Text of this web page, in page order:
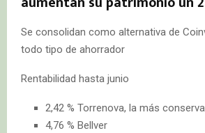
Se consolidan como alternativa de
todo tipo de ahorrador
Rentabilidad hasta junio
2,42 % Torrenova, la más
4,76 % Bellver